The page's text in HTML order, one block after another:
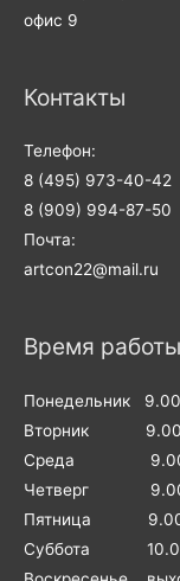
офис 9
Контакты
Телефон:
8 (495) 973-40-42
8 (909) 994-87-50
Почта:
artcon22@mail.ru
Время работы
Понедельник
Вторник 9.00
Среда 9.00
Четверг 9.00
Пятница 9.00
Суббота